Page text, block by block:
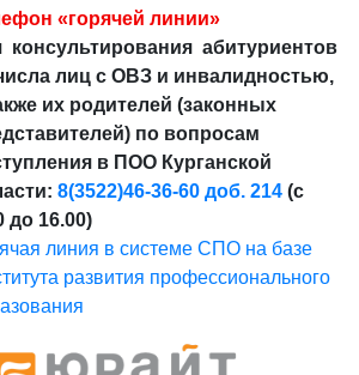
«горячей линии»
консультирования абитуриентов
лиц с ОВЗ и инвалидностью,
их родителей (законных
по вопросам
в ПОО Курганской
8(3522)46-36-60 доб. 214(с
до 16.00)
линия в системе СПО на базе
развития профессионального